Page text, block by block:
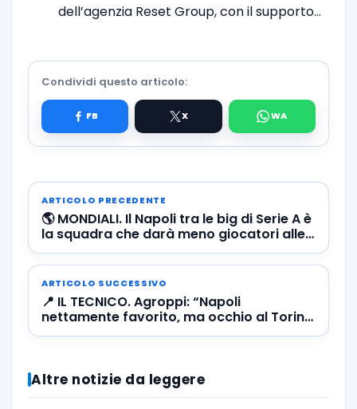
dell’agenzia Reset Group, con il supporto…
Condividi questo articolo:
ARTICOLO PRECEDENTE
🌎 MONDIALI. Il Napoli tra le big di Serie A è
la squadra che darà meno giocatori alle
nazionali
ARTICOLO SUCCESSIVO
📍 IL TECNICO. Agroppi: “Napoli
nettamente favorito, ma occhio al Torino
di Juric”
Altre notizie da leggere